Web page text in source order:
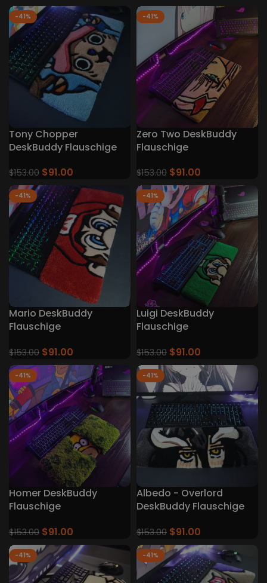
-41%
Tony Chopper
DeskBuddy Flauschige
$153.00 $91.00
-41%
Zero Two DeskBuddy
Flauschige
$153.00 $91.00
-41%
Mario DeskBuddy
Flauschige
$153.00 $91.00
-41%
Luigi DeskBuddy
Flauschige
$153.00 $91.00
-41%
Homer DeskBuddy
Flauschige
$153.00 $91.00
-41%
Albedo - Overlord
DeskBuddy Flauschige
$153.00 $91.00
-41% -41%